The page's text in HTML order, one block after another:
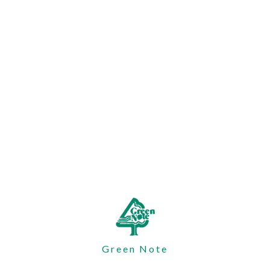
Green Note